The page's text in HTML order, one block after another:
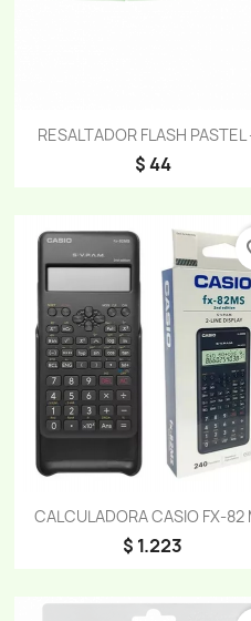
RESALTADOR FLASH PASTEL
$ 44
Vista rápida
CALCULADORA CASIO FX-82
$ 1.223
Vista rápida